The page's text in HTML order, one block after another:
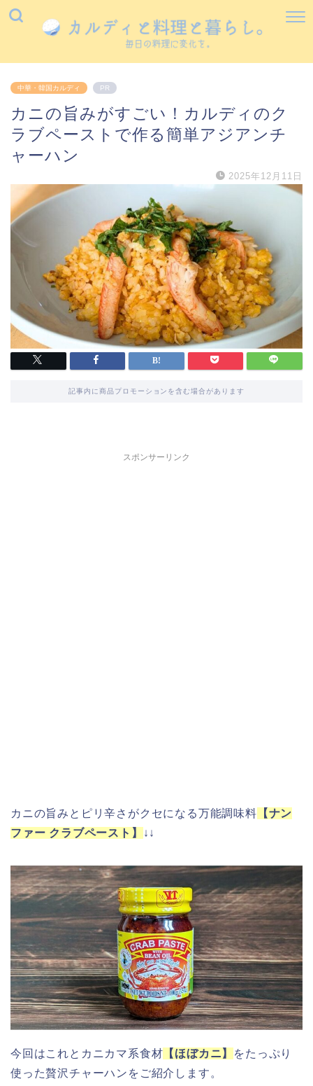
中華・韓国カルディ PR
カニの旨みがすごい！カルディのク
ラブペーストで作る簡単アジアンチ
ャーハン
2025年12月11日
記事内に商品プロモーションを含む場合があります
スポンサーリンク
カニの旨みとピリ辛さがクセになる万能調味料 【ナン
ファー クラブペースト】
↓↓
今回はこれとカニカマ系食材 【ほぼカニ】
をたっぷり
使った贅沢チャーハンをご紹介します。